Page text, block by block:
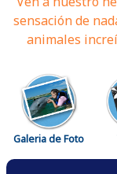
sensación de
animales
Galeria de Foto